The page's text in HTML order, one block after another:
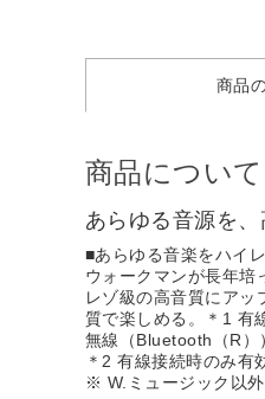
商品
商品について
あらゆる音源を
■あらゆる音楽をハイ
ウォークマンが長年培
レゾ級の高音質にア
質で楽しめる。＊1 有
無線（Bluetooth（R）
＊2 有線接続時のみ有
※ W.ミュージック以